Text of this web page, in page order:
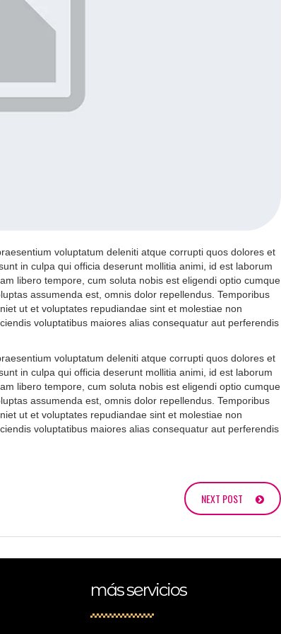
voluptatum deleniti atque corrupti quos dolores et
in culpa qui officia deserunt mollitia animi, id est laborum
libero tempore, cum soluta nobis est eligendi optio cumque
assumenda est, omnis dolor repellendus. Temporibus
ut et voluptates repudiandae sint et molestiae non
voluptatibus maiores alias consequatur aut perferendis
voluptatum deleniti atque corrupti quos dolores et
in culpa qui officia deserunt mollitia animi, id est laborum
libero tempore, cum soluta nobis est eligendi optio cumque
assumenda est, omnis dolor repellendus. Temporibus
ut et voluptates repudiandae sint et molestiae non
voluptatibus maiores alias consequatur aut perferendis
NEXT POST
más servicios